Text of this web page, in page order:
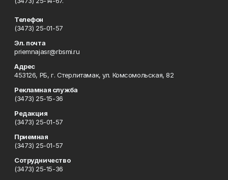
Телефон
(3473) 25-01-57
Эл. почта
priemnajasr@rbsmi.ru
Адрес
453126, РБ, г. Стерлитамак, ул. Комсомольская, 82
Рекламная служба
(3473) 25-15-36
Редакция
(3473) 25-01-57
Приемная
(3473) 25-01-57
Сотрудничество
(3473) 25-15-36